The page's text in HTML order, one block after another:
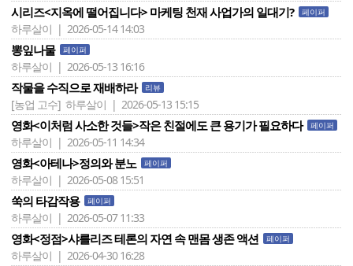
시리즈<지옥에 떨어집니다> 마케팅 천재 사업가의 일대기? 페이퍼
하루살이 | 2026-05-14 14:03
뽕잎나물 페이퍼
하루살이 | 2026-05-13 16:16
작물을 수직으로 재배하라 리뷰
[농업 고수] 하루살이 | 2026-05-13 15:15
영화<이처럼 사소한 것들>작은 친절에도 큰 용기가 필요하다 페이퍼
하루살이 | 2026-05-11 14:34
영화<아테나>정의와 분노 페이퍼
하루살이 | 2026-05-08 15:51
쑥의 타감작용 페이퍼
하루살이 | 2026-05-07 11:33
영화<정점>샤를리즈 테론의 자연 속 맨몸 생존 액션 페이퍼
하루살이 | 2026-04-30 16:28